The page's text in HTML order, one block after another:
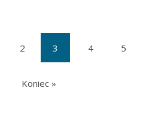
2
3
4 5
Koniec »